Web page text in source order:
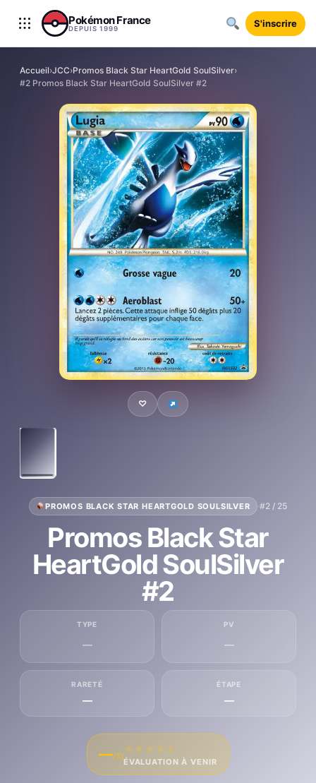
Aller au contenu
Pokémon France
DEPUIS 1999 S'inscrire
Accueil›JCC›Promos Black Star HeartGold SoulSilver›
#2 Promos Black Star HeartGold SoulSilver #2
♡
PROMOS BLACK STAR HEARTGOLD SOULSILVER ·#2 / 25
Promos Black Star
HeartGold SoulSilver
#2
TYPE
—
PV
—
RARETÉ
—
ÉTAPE
—
—/10
★ ★ ★ ★ ★
ÉVALUATION À VENIR